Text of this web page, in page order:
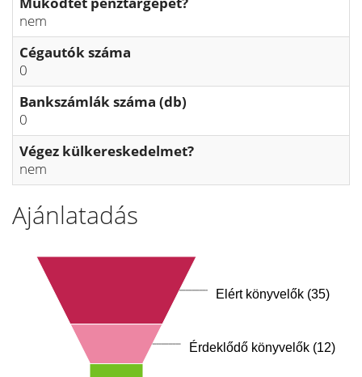
nem
Cégautók száma
0
Bankszámlák száma (db)
0
Végez külkereskedelmet?
nem
Ajánlatadás
Elért könyvelők (35)
Érdeklődő könyvelők (12)